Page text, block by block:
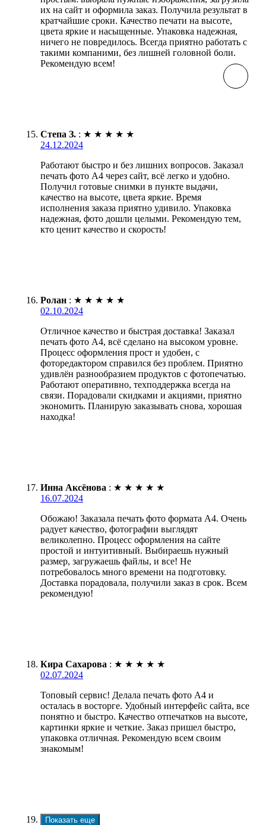
их на сайт и оформила заказ. Получила результат в
кратчайшие сроки. Качество печати на высоте,
цвета яркие и насыщенные. Упаковка надежная,
ничего не повредилось. Всегда приятно работать с
такими компаними, без лишней головной боли.
Рекомендую всем!
Степа З. : ★ ★ ★ ★ ★
24.12.2024
Работают быстро и без лишних вопросов. Заказал
печать фото А4 через сайт, всё легко и удобно.
Получил готовые снимки в пункте выдачи,
качество на высоте, цвета яркие. Время
исполнения заказа приятно удивило. Упаковка
надежная, фото дошли целыми. Рекомендую тем,
кто ценит качество и скорость!
Ролан : ★ ★ ★ ★ ★
02.10.2024
Отличное качество и быстрая доставка! Заказал
печать фото А4, всё сделано на высоком уровне.
Процесс оформления прост и удобен, с
фоторедактором справился без проблем. Приятно
удивлён разнообразием продуктов с фотопечатью.
Работают оперативно, техподдержка всегда на
связи. Порадовали скидками и акциями, приятно
экономить. Планирую заказывать снова, хорошая
находка!
Инна Аксёнова : ★ ★ ★ ★ ★
16.07.2024
Обожаю! Заказала печать фото формата А4. Очень
радует качество, фотографии выглядят
великолепно. Процесс оформления на сайте
простой и интуитивный. Выбираешь нужный
размер, загружаешь файлы, и все! Не
потребовалось много времени на подготовку.
Доставка порадовала, получили заказ в срок. Всем
рекомендую!
Кира Сахарова : ★ ★ ★ ★ ★
02.07.2024
Топовый сервис! Делала печать фото А4 и
осталась в восторге. Удобный интерфейс сайта, все
понятно и быстро. Качество отпечатков на высоте,
картинки яркие и четкие. Заказ пришел быстро,
упаковка отличная. Рекомендую всем своим
знакомым!
Показать еще